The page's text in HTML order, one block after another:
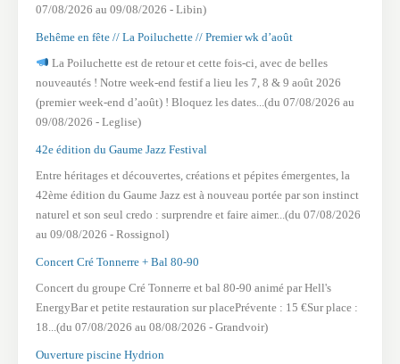
07/08/2026 au 09/08/2026 - Libin)
Behême en fête // La Poiluchette // Premier wk d’août
La Poiluchette est de retour et cette fois-ci, avec de belles
nouveautés ! Notre week-end festif a lieu les 7, 8 & 9 août 2026
(premier week-end d’août) ! Bloquez les dates...(du 07/08/2026 au
09/08/2026 - Leglise)
42e édition du Gaume Jazz Festival
Entre héritages et découvertes, créations et pépites émergentes, la
42ème édition du Gaume Jazz est à nouveau portée par son instinct
naturel et son seul credo : surprendre et faire aimer...(du 07/08/2026
au 09/08/2026 - Rossignol)
Concert Cré Tonnerre + Bal 80-90
Concert du groupe Cré Tonnerre et bal 80-90 animé par Hell's
EnergyBar et petite restauration sur placePrévente : 15 €Sur place :
18...(du 07/08/2026 au 08/08/2026 - Grandvoir)
Ouverture piscine Hydrion